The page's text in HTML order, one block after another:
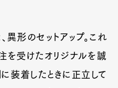
形のセットアップ。これ
を受けたオリジナルを誠
装着したときに正立して